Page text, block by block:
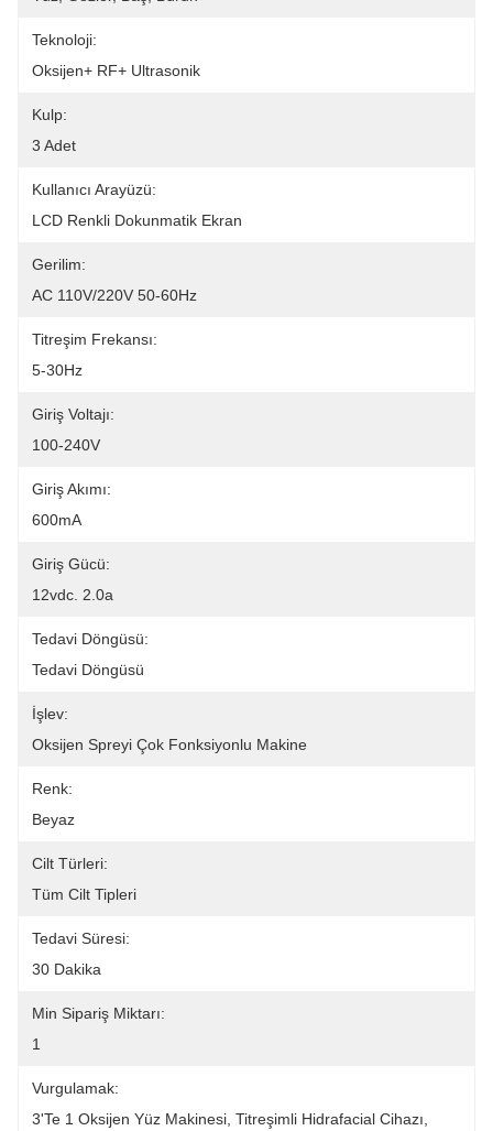
Teknoloji:
Oksijen+ RF+ Ultrasonik
Kulp:
3 Adet
Kullanıcı Arayüzü:
LCD Renkli Dokunmatik Ekran
Gerilim:
AC 110V/220V 50-60Hz
Titreşim Frekansı:
5-30Hz
Giriş Voltajı:
100-240V
Giriş Akımı:
600mA
Giriş Gücü:
12vdc. 2.0a
Tedavi Döngüsü:
Tedavi Döngüsü
İşlev:
Oksijen Spreyi Çok Fonksiyonlu Makine
Renk:
Beyaz
Cilt Türleri:
Tüm Cilt Tipleri
Tedavi Süresi:
30 Dakika
Min Sipariş Miktarı:
1
Vurgulamak:
3'te 1 Oksijen Yüz Makinesi Titreşimli Hidrafacial Cihazı